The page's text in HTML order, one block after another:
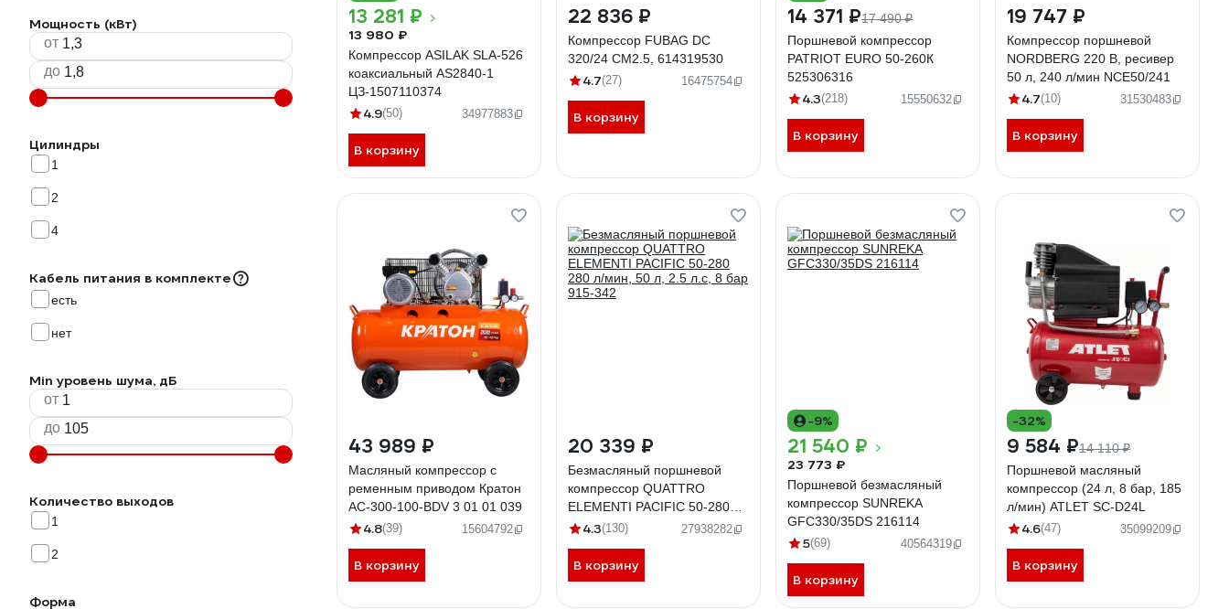
Мощность (кВт)
от
до
Цилиндры
1
2
4
Кабель питания в комплекте
есть
нет
Min уровень шума, дБ
от
до
Количество выходов
1
2
Форма
13 281 ₽
13 980 ₽
Компрессор ASILAK SLA-526
коаксиальный AS2840-1
ЦЗ-1507110374
4.9(50) 34977883
В корзину
22 836 ₽
Компрессор FUBAG DC
320/24 CM2.5, 614319530
4.7(27) 16475754
В корзину
14 371 ₽17 490 ₽
Поршневой компрессор
PATRIOT EURO 50-260К
525306316
4.3(218) 15550632
В корзину
19 747 ₽
Компрессор поршневой
NORDBERG 220 В, ресивер
50 л, 240 л/мин NCE50/241
4.7(10) 31530483
В корзину
43 989 ₽
Масляный компрессор с
ременным приводом Кратон
AC-300-100-BDV 3 01 01 039
4.8(39) 15604792
В корзину
20 339 ₽
Безмасляный поршневой
компрессор QUATTRO
ELEMENTI PACIFIC 50-280
280 л/мин, 50 л, 2.5 л.с, 8 бар
4.3(130) 27938282
В корзину
-9%
21 540 ₽
23 773 ₽
Поршневой безмасляный
компрессор SUNREKA
GFC330/35DS 216114
5(69) 40564319
В корзину
-32%
9 584 ₽14 110 ₽
Поршневой масляный
компрессор (24 л, 8 бар, 185
л/мин) ATLET SC-D24L
4.6(47) 35099209
В корзину